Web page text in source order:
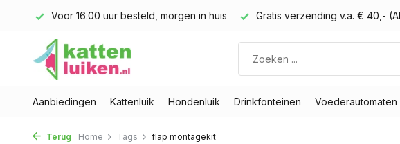
Voor 16.00 uur besteld, morgen in huis Gratis verzending v.a. € 40,-
Aanbiedingen Kattenluik Hondenluik Drinkfonteinen Voederautomaten
Terug Home Tags flap montagekit